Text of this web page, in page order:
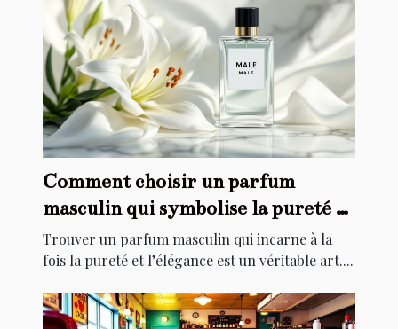
Comment choisir un parfum
masculin qui symbolise la pureté et
l'élégance ?
Trouver un parfum masculin qui incarne à la
fois la pureté et l’élégance est un véritable art....